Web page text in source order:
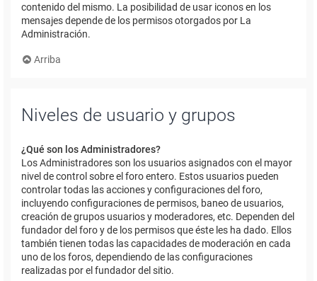
contenido del mismo. La posibilidad de usar iconos en los
mensajes depende de los permisos otorgados por La
Administración.
Arriba
Niveles de usuario y grupos
¿Qué son los Administradores?
Los Administradores son los usuarios asignados con el mayor
nivel de control sobre el foro entero. Estos usuarios pueden
controlar todas las acciones y configuraciones del foro,
incluyendo configuraciones de permisos, baneo de usuarios,
creación de grupos usuarios y moderadores, etc. Dependen del
fundador del foro y de los permisos que éste les ha dado. Ellos
también tienen todas las capacidades de moderación en cada
uno de los foros, dependiendo de las configuraciones
realizadas por el fundador del sitio.